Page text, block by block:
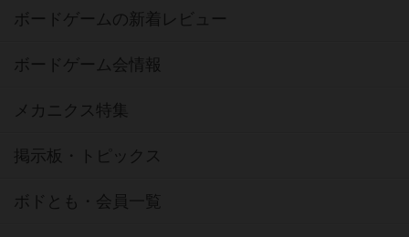
ボードゲームの新着レビュー
ボードゲーム会情報
メカニクス特集
掲示板・トピックス
ボドとも・会員一覧